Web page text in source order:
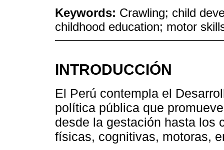
Keywords: Crawling; child
childhood education; motor
INTRODUCCIÓN
El Perú contempla el
política pública que
desde la gestación hasta los
físicas, cognitivas, motoras,